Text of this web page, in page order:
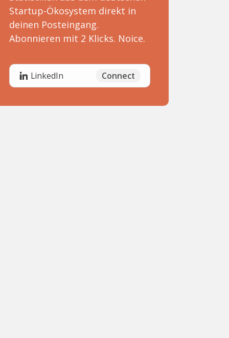
Startup-Ökosystem direkt in
deinen Posteingang.
Abonnieren mit 2 Klicks. Noice.
LinkedIn Connect